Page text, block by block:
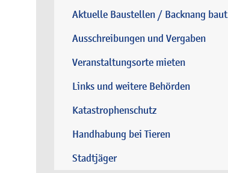
Aktuelle Baustellen / Backnang baut
Ausschreibungen und Vergaben
Veranstaltungsorte mieten
Links und weitere Behörden
Katastrophenschutz
Handhabung bei Tieren
Stadtjäger